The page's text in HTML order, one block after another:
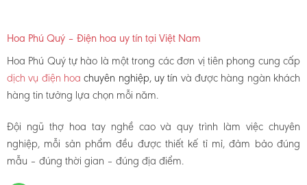
Hoa Phú Quý – Điện hoa uy tín tại Việt Nam
Hoa Phú Quý tự hào là một trong các đơn vị tiên phong cung cấp
dịch vụ điện hoachuyên nghiệp, uy tín và được hàng ngàn khách
hàng tin tưởng lựa chọn mỗi năm.
Đội ngũ thợ hoa tay nghề cao và quy trình làm việc chuyên
nghiệp, mỗi sản phẩm đều được thiết kế tỉ mỉ, đảm bảo đúng
mẫu – đúng thời gian – đúng địa điểm.